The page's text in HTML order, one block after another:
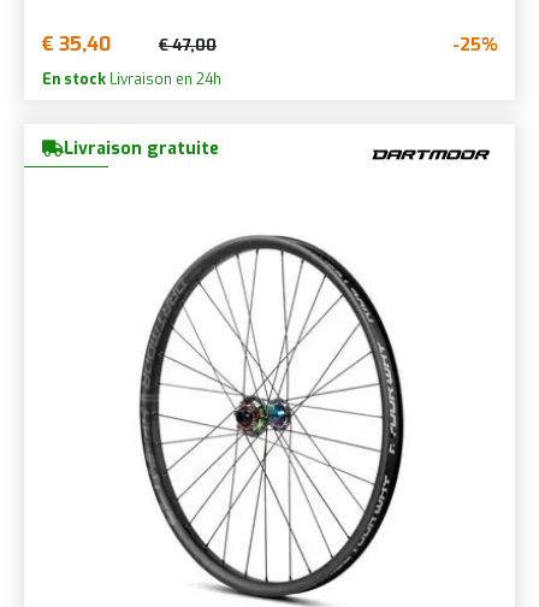
€ 35,40 € 47,00 -25%
En stock Livraison en 24h
Livraison gratuite